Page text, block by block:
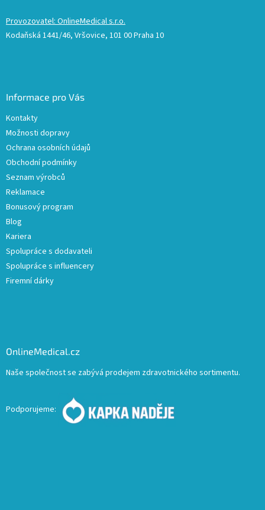
Provozovatel: OnlineMedical s.r.o.
Kodaňská 1441/46, Vršovice, 101 00 Praha 10
Informace pro Vás
Kontakty
Možnosti dopravy
Ochrana osobních údajů
Obchodní podmínky
Seznam výrobců
Reklamace
Bonusový program
Blog
Kariera
Spolupráce s dodavateli
Spolupráce s influencery
Firemní dárky
OnlineMedical.cz
Naše společnost se zabývá prodejem zdravotnického sortimentu.
Podporujeme: